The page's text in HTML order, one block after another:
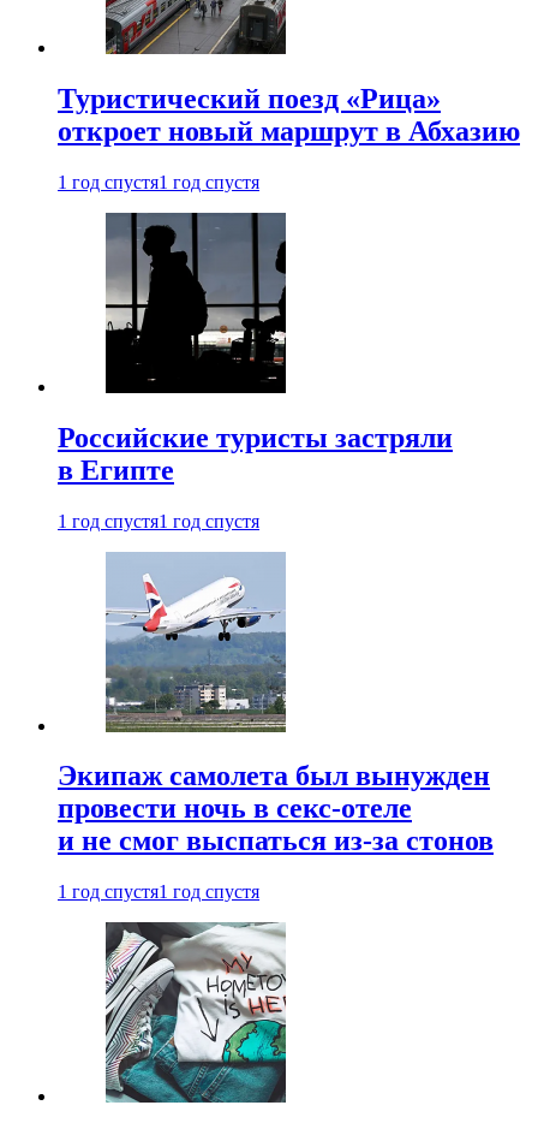
Туристический поезд «Рица»
откроет новый маршрут в Абхазию
1 год спустя1 год спустя
Российские туристы застряли
в Египте
1 год спустя1 год спустя
Экипаж самолета был вынужден
провести ночь в секс-отеле
и не смог выспаться из-за стонов
1 год спустя1 год спустя